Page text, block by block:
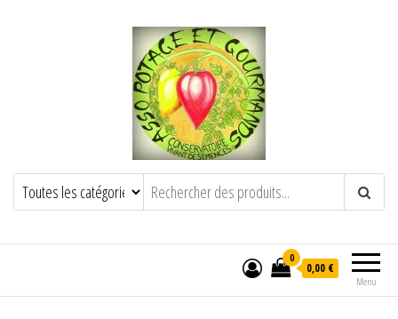
POTAGE ET GOURMANDSSemence paysanne naturelle
——————————————-
Menu
0
0,00 €